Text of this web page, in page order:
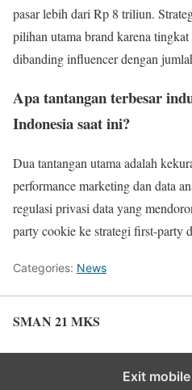
pasar lebih dari Rp 8 triliun.
pilihan utama brand karena
dibanding influencer dengan
Apa tantangan terbesar
Indonesia saat ini?
Dua tantangan utama adalah
performance marketing dan data
regulasi privasi data yang
party cookie ke strategi first-party
Categories: News
SMAN 21 MKS
Exit